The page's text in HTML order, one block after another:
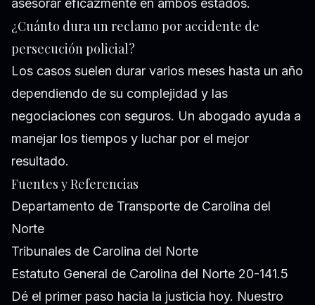
asesorar eficazmente en ambos estados.
¿Cuánto dura un reclamo por accidente de
persecución policial?
Los casos suelen durar varios meses hasta un año
dependiendo de su complejidad y las
negociaciones con seguros. Un abogado ayuda a
manejar los tiempos y luchar por el mejor
resultado.
Fuentes y Referencias
Departamento de Transporte de Carolina del
Norte
Tribunales de Carolina del Norte
Estatuto General de Carolina del Norte 20-141.5
Dé el primer paso hacia la justicia hoy. Nuestro